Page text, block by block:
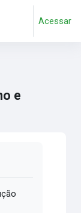
Acessar
e